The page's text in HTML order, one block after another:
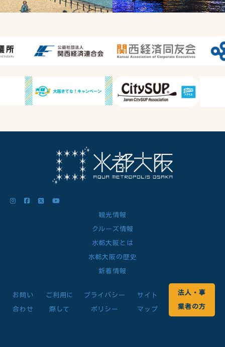
観光情報
クルーズ情報
水都大阪とは
水都大阪の歴史
新着情報
お問い
合わせ
ご利用に
際して
プライバシー
ポリシー
サイト
マップ
法人・事
業者の方